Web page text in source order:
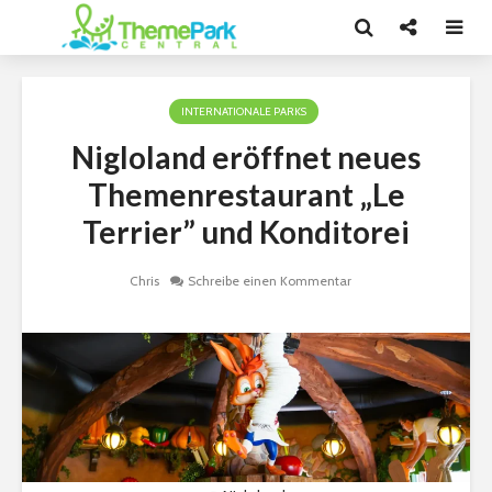
INTERNATIONALE PARKS
Nigloland eröffnet neues
Themenrestaurant „Le
Terrier” und Konditorei
Chris Schreibe einen Kommentar